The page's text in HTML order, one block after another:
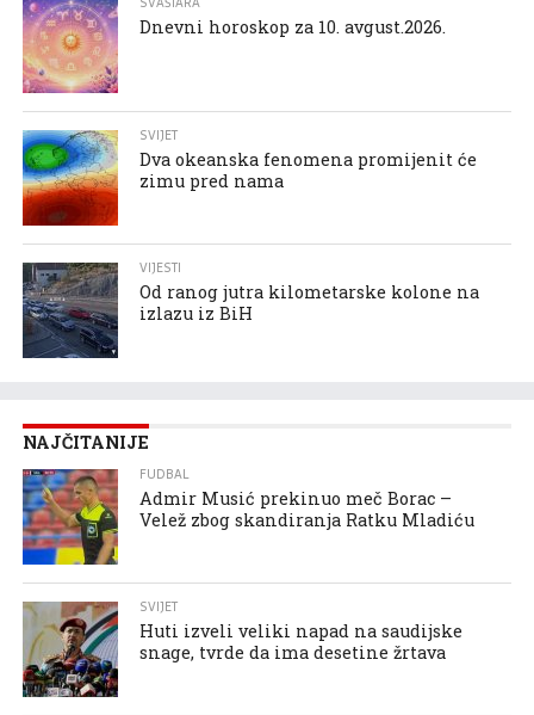
Dnevni horoskop za 10. avgust.2026.
SVIJET
Dva okeanska fenomena promijenit će
zimu pred nama
VIJESTI
Od ranog jutra kilometarske kolone na
izlazu iz BiH
NAJČITANIJE
FUDBAL
Admir Musić prekinuo meč Borac –
Velež zbog skandiranja Ratku Mladiću
SVIJET
Huti izveli veliki napad na saudijske
snage, tvrde da ima desetine žrtava